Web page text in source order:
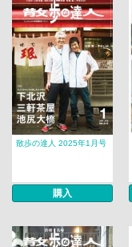
散歩の達人 2025年1月号
購入